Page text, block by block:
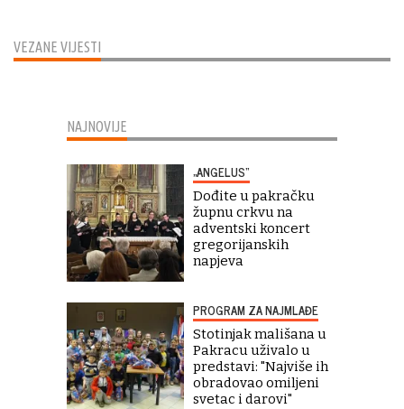
VEZANE VIJESTI
NAJNOVIJE
„ANGELUS“
Dođite u pakračku
župnu crkvu na
adventski koncert
gregorijanskih
napjeva
PROGRAM ZA NAJMLAĐE
Stotinjak mališana u
Pakracu uživalo u
predstavi: "Najviše ih
obradovao omiljeni
svetac i darovi"